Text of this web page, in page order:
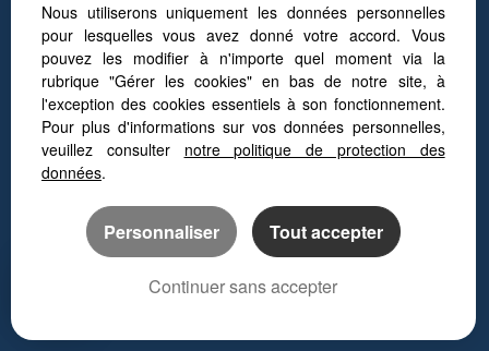
Afin de vous offrir un confort de lecture permanent, depuis votre
PC, votre tablette ou votre smartphone, notre site s’adapte
automatiquement aux différents types d'écrans
Logiciel immobilier
Création site internet
Référencement immobilier
Nous utiliserons uniquement les données personnelles
pour lesquelles vous avez donné votre accord. Vous
pouvez les modifier à n'importe quel moment via la
rubrique "Gérer les cookies" en bas de notre site, à
l'exception des cookies essentiels à son fonctionnement.
Pour plus d'informations sur vos données personnelles,
veuillez consulter notre politique de protection des
données.
Personnaliser Tout accepter
Continuer sans accepter